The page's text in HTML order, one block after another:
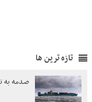
تازه ترین ها
صدمه به